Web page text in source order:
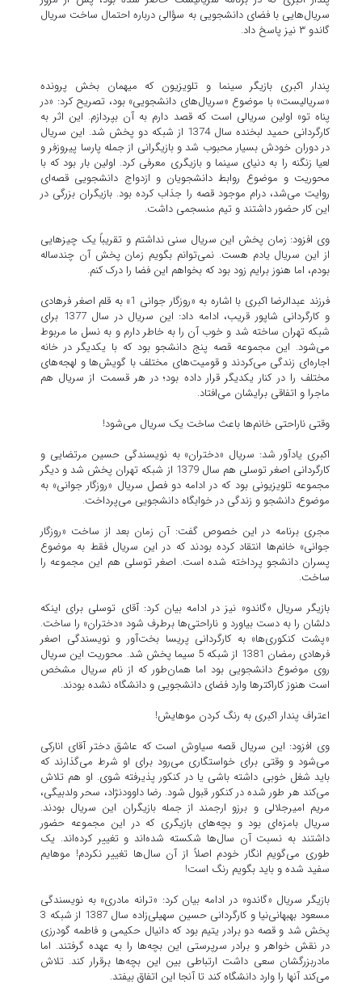
سریال‌هایی با فضای دانشجویی به سؤالی درباره احتمال ساخت سریال
گاندو ۳ نیز پاسخ داد.
پندار اکبری بازیگر سینما و تلویزیون که میهمان بخش پرونده
«سریالیست» با موضوع «سریال‌های دانشجویی» بود، تصریح کرد: «در
پناه تو» اولین سریالی است که قصد دارم به آن بپردازم. این اثر به
کارگردانی حمید لبخنده سال 1374 از شبکه دو پخش شد. این سریال
در دوران خودش بسیار محبوب شد و بازیگرانی از جمله پارسا پیروزفر و
لعیا زنگنه را به دنیای سینما و بازیگری معرفی کرد. اولین بار بود که با
محوریت و موضوع روابط دانشجویان و ازدواج دانشجویی قصه‌ای
روایت می‌شد، درام موجود قصه را جذاب کرده بود. بازیگران بزرگی در
این کار حضور داشتند و تیم منسجمی داشت.
وی افزود: زمان پخش این سریال سنی نداشتم و تقریباً یک چیزهایی
از این سریال یادم هست. نمی‌توانم بگویم زمان پخش آن چندساله
بودم، اما هنوز برایم زود بود که بخواهم این فضا را درک کنم.
فرزند عبدالرضا اکبری با اشاره به «روزگار جوانی 1» به قلم اصغر فرهادی
و کارگردانی شاپور قریب، ادامه داد: این سریال در سال 1377 برای
شبکه تهران ساخته شد و خوب آن را به خاطر دارم و به نسل ما مربوط
می‌شود. این مجموعه قصه پنج دانشجو بود که با یکدیگر در خانه‌
اجاره‌ای زندگی می‌کردند و قومیت‌های مختلف با گویش‌ها و لهجه‌های
مختلف را در کنار یکدیگر قرار داده بود؛ در هر قسمت از سریال هم
ماجرا و اتفاقی برایشان می‌افتاد.
وقتی ناراحتی خانم‌ها باعث ساخت یک سریال می‌شود!
اکبری یادآور شد: سریال «دختران» به نویسندگی حسین مرتضایی و
کارگردانی اصغر توسلی هم سال 1379 از شبکه تهران پخش شد و دیگر
مجموعه تلویزیونی بود که در ادامه دو فصل سریال «روزگار جوانی» به
موضوع دانشجو و زندگی در خوابگاه دانشجویی می‌پرداخت.
مجری برنامه در این خصوص گفت: آن زمان بعد از ساخت «روزگار
جوانی» خانم‌ها انتقاد کرده بودند که در این سریال فقط به موضوع
پسران دانشجو پرداخته شده است. اصغر توسلی هم این مجموعه را
ساخت.
بازیگر سریال «گاندو» نیز در ادامه بیان کرد: آقای توسلی برای اینکه
دلشان را به دست بیاورد و ناراحتی‌ها برطرف شود «دختران» را ساخت.
«پشت کنکوری‌ها» به کارگردانی پریسا بخت‌آور و نویسندگی اصغر
فرهادی رمضان 1381 از شبکه 5 سیما پخش شد. محوریت این سریال
روی موضوع دانشجویی بود اما همان‌طور که از نام سریال مشخص
است هنوز کاراکترها وارد فضای دانشجویی و دانشگاه نشده بودند.
اعتراف پندار اکبری به رنگ کردن موهایش!
وی افزود: این سریال قصه سیاوش است که عاشق دختر آقای انارکی
می‌شود و وقتی برای خواستگاری می‌رود برای او شرط می‌گذارند که
باید شغل خوبی داشته باشی یا در کنکور پذیرفته شوی. او هم تلاش
می‌کند هر طور شده در کنکور قبول شود. رضا داوودنژاد، سحر ولدبیگی،
مریم امیرجلالی و برزو ارجمند از جمله بازیگران این سریال بودند.
سریال بامزه‌ای بود و بچه‌های بازیگری که در این مجموعه حضور
داشتند به نسبت آن سال‌ها شکسته شده‌اند و تغییر کرده‌اند. یک
طوری می‌گویم انگار خودم اصلاً از آن سال‌ها تغییر نکردم! موهایم
سفید شده و باید بگویم رنگ است!
بازیگر سریال «گاندو» در ادامه بیان کرد: «ترانه مادری» به نویسندگی
مسعود بهبهانی‌نیا و کارگردانی حسین سهیلی‌زاده سال 1387 از شبکه 3
پخش شد و قصه دو برادر یتیم بود که دانیال حکیمی و فاطمه گودرزی
در نقش خواهر و برادر سرپرستی این بچه‌ها را به عهده گرفتند. اما
مادربزرگشان سعی داشت ارتباطی بین این بچه‌ها برقرار کند. تلاش
می‌کند آنها را وارد دانشگاه کند تا آنجا این اتفاق بیفتد.